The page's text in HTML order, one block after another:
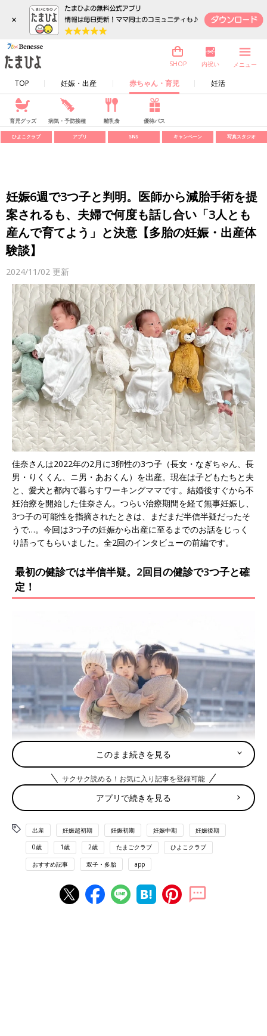
×
TOP 妊娠・出産 赤ちゃん・育児 妊活
SHOP 内祝い メニュー
育児グッズ 病気・予防接種 離乳食 優待パス
ひよこクラブ アプリ SNS キャンペーン 写真スタジオ
妊娠6週で3つ子と判明。医師から減胎手術を提
案されるも、夫婦で何度も話し合い「3人とも
産んで育てよう」と決意【多胎の妊娠・出産体
験談】
2024/11/02 更新
佳奈さんは2022年の2月に3卵性の3つ子（長女・なぎちゃん、長
男・りくくん、ニ男・あおくん）を出産。現在は子どもたちと夫
と、愛犬と都内で暮らすワーキングママです。結婚後すぐから不
妊治療を開始した佳奈さん。つらい治療期間を経て無事妊娠し、
3つ子の可能性を指摘されたときは、まだまだ半信半疑だったそ
うで…。今回は3つ子の妊娠から出産に至るまでのお話をじっく
り語ってもらいました。全2回のインタビューの前編です。
最初の健診では半信半疑。2回目の健診で3つ子と確
定！
3つ子ちゃんが２歳になったばかりのころ。1500g前後で生まれた子どもたちがこ
んなに大きく！みんな大好きなママとギュッ！
――妊娠がわかったときの状況を教えてください。
佳奈さん（以下敬称略） 妊娠したのは、結婚2年目。もともと
私が20代のときに多嚢胞性卵巣症候群（たのうほうせいらんそう
質なんです。そのため、当時診察してもらった医師から「妊娠を
希望するのであれば、すぐ病院へ」と言われていたので、結婚後
このまま続きを見る
サクサク読める！お気に入り記事を登録可能
アプリで続きを見る
出産 妊娠超初期 妊娠初期 妊娠中期 妊娠後期
0歳 1歳 2歳 たまごクラブ ひよこクラブ
おすすめ記事 双子・多胎 app